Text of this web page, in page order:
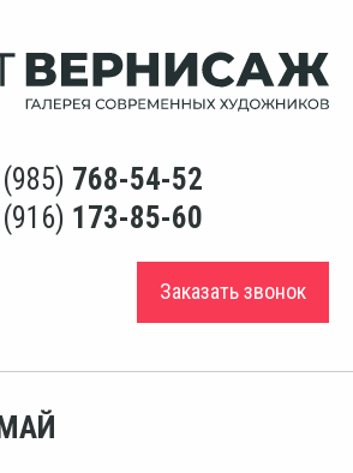
768-54-52
173-85-60
Заказать звонок